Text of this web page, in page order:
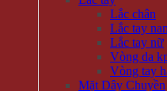
Lắc chân
Lắc tay
Lắc tay nữ
Vòng da
Vòng tay
Mặt Dây Chuyền